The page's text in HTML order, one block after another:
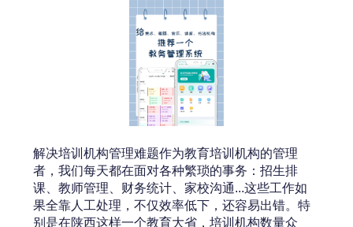
解决培训机构管理难题作为教育培训机构的管理
者，我们每天都在面对各种繁琐的事务：招生排
课、教师管理、财务统计、家校沟通...这些工作如
果全靠人工处理，不仅效率低下，还容易出错。特
别是在陕西这样一个教育大省，培训机构数量众